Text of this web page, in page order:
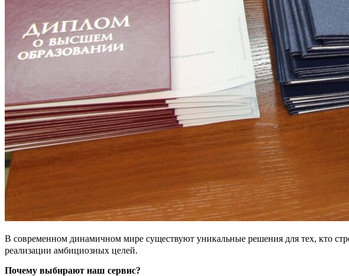
В современном динамичном мире существуют уникальные решения для тех, кто
реализации амбициозных целей.
Почему выбирают наш сервис?